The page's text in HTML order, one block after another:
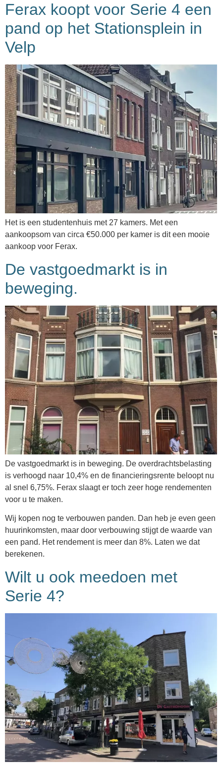
Ferax koopt voor Serie 4 een
pand op het Stationsplein in
Velp
Het is een studentenhuis met 27 kamers. Met een
aankoopsom van circa €50.000 per kamer is dit een mooie
aankoop voor Ferax.
De vastgoedmarkt is in
beweging.
De vastgoedmarkt is in beweging. De overdrachtsbelasting
is verhoogd naar 10,4% en de financieringsrente beloopt nu
al snel 6,75%. Ferax slaagt er toch zeer hoge rendementen
voor u te maken.
Wij kopen nog te verbouwen panden. Dan heb je even geen
huurinkomsten, maar door verbouwing stijgt de waarde van
een pand. Het rendement is meer dan 8%. Laten we dat
berekenen.
Wilt u ook meedoen met
Serie 4?